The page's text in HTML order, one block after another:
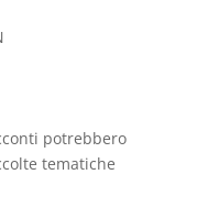
potrebbero
tematiche